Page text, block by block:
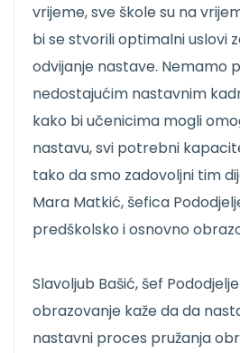
vrijeme, sve škole su na
bi se stvorili optimalni uslovi
odvijanje nastave. Nemamo
nedostajućim nastavnim
kako bi učenicima mogli
nastavu, svi potrebni
tako da smo zadovoljni tim
Mara Matkić, šefica
predškolsko i osnovno
Slavoljub Bašić, šef
obrazovanje kaže da da
nastavni proces pružanja